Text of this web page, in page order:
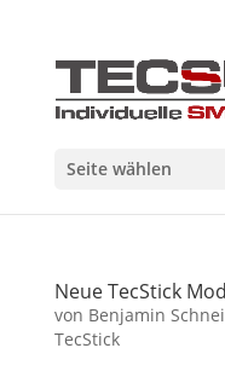
Seite wählen
Neue TecStick
von Benjamin
TecStick